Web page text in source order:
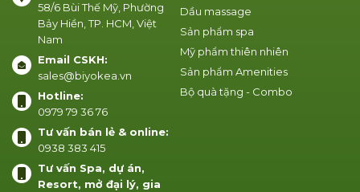
Dầu massage
Sản phẩm spa
Mỹ phẩm thiên nhiên
Sản phẩm Amenities
Bộ quà tặng - Combo
58/6 Bùi Thế Mỹ, Phường
Bảy Hiền, TP. HCM, Việt
Nam
Email CSKH:
sales@biyokea.vn
Hotline:
0979 79 36 76
Tư vấn bán lẻ & online:
0938 383 415
Tư vấn Spa, dự án,
Resort, mở đại lý, gia